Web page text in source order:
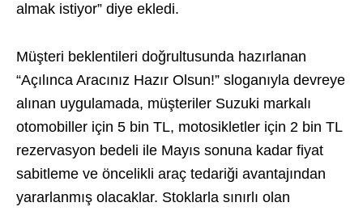
almak istiyor” diye ekledi.
Müşteri beklentileri doğrultusunda hazırlanan
“Açılınca Aracınız Hazır Olsun!” sloganıyla devreye
alınan uygulamada, müşteriler Suzuki markalı
otomobiller için 5 bin TL, motosikletler için 2 bin TL
rezervasyon bedeli ile Mayıs sonuna kadar fiyat
sabitleme ve öncelikli araç tedariği avantajından
yararlanmış olacaklar. Stoklarla sınırlı olan